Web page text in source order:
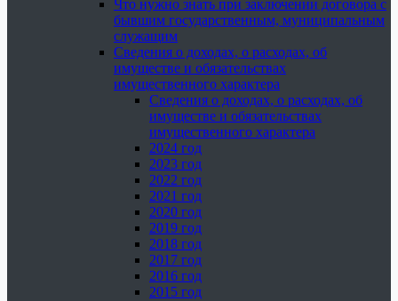
Что нужно знать при заключении договора с
бывшим государственным, муниципальным
служащим
Сведения о доходах, о расходах, об
имуществе и обязательствах
имущественного характера
Сведения о доходах, о расходах, об
имуществе и обязательствах
имущественного характера
2024 год
2023 год
2022 год
2021 год
2020 год
2019 год
2018 год
2017 год
2016 год
2015 год